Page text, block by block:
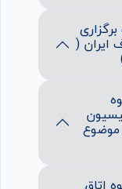
ایران (
موضوع